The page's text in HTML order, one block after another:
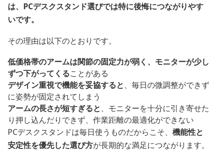
は、PCデスクスタンド選びでは特に後悔につながりやす
いです。
その理由は以下のとおりです。
低価格帯のアームは関節の固定力が弱く、モニターが少し
ずつ下がってくることがある
デザイン重視で機能を妥協すると、毎日の微調整ができず
に姿勢が固定されてしまう
アームの長さが短すぎると、モニターを十分に引き寄せた
り押し込んだりできず、作業距離の最適化ができない
PCデスクスタンドは毎日使うものだからこそ、 機能性と
安定性を優先した選び方が長期的な満足につながります。